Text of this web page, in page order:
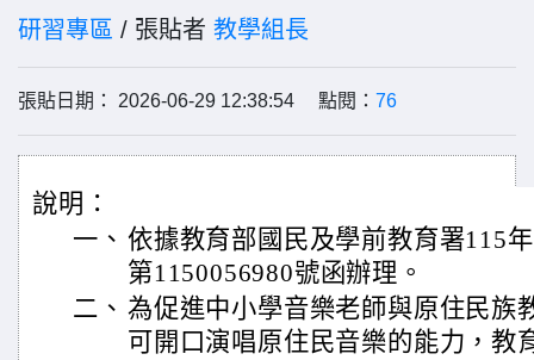
研習專區 / 張貼者 教學組長
張貼日期： 2026-06-29 12:38:54 點閱： 76
說明：
一、 依據教育部國民及學前教育署115
第1150056980號函辦理。
二、 為促進中小學音樂老師與原住民族
可開口演唱原住民音樂的能力，教